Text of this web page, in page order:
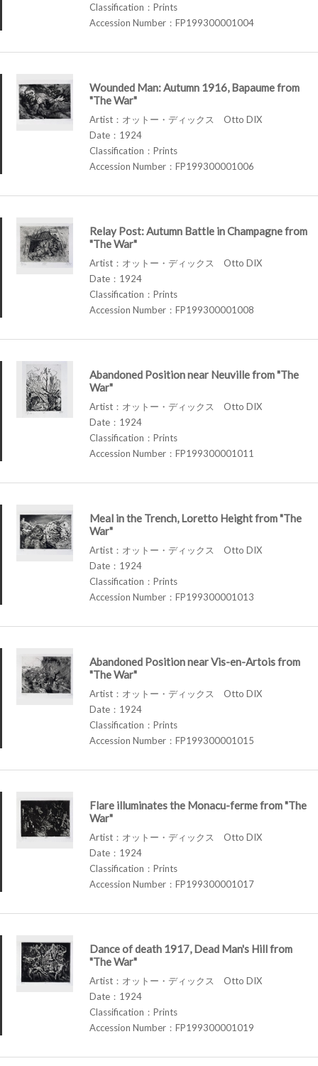
Classification：Prints
Accession Number：FP199300001004
Wounded Man: Autumn 1916, Bapaume from
"The War"
Artist：オットー・ディックス Otto DIX
Date：1924
Classification：Prints
Accession Number：FP199300001006
Relay Post: Autumn Battle in Champagne from
"The War"
Artist：オットー・ディックス Otto DIX
Date：1924
Classification：Prints
Accession Number：FP199300001008
Abandoned Position near Neuville from "The
War"
Artist：オットー・ディックス Otto DIX
Date：1924
Classification：Prints
Accession Number：FP199300001011
Meal in the Trench, Loretto Height from "The
War"
Artist：オットー・ディックス Otto DIX
Date：1924
Classification：Prints
Accession Number：FP199300001013
Abandoned Position near Vis-en-Artois from
"The War"
Artist：オットー・ディックス Otto DIX
Date：1924
Classification：Prints
Accession Number：FP199300001015
Flare illuminates the Monacu-ferme from "The
War"
Artist：オットー・ディックス Otto DIX
Date：1924
Classification：Prints
Accession Number：FP199300001017
Dance of death 1917, Dead Man's Hill from
"The War"
Artist：オットー・ディックス Otto DIX
Date：1924
Classification：Prints
Accession Number：FP199300001019